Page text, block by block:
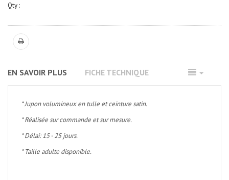
Qty :
EN SAVOIR PLUS FICHE TECHNIQUE
* Jupon volumineux en tulle et ceinture satin.
* Réalisée sur commande et sur mesure.
* Délai: 15 - 25 jours.
* Taille adulte disponible.